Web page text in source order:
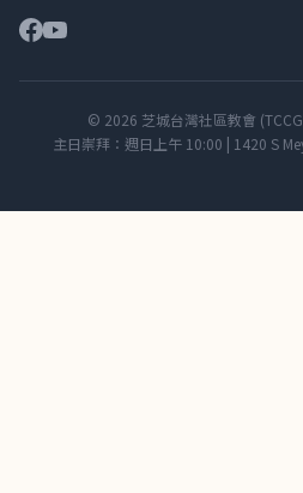
© 2026 芝城台灣社區教會
主日崇拜：週日上午 10:00 | 1420 S